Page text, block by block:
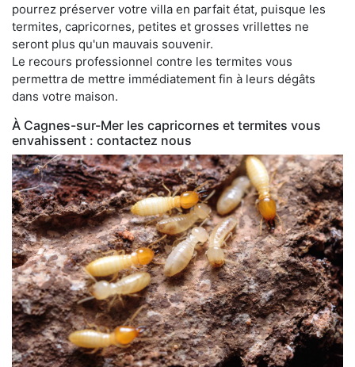
pourrez préserver votre villa en parfait état, puisque les
termites, capricornes, petites et grosses vrillettes ne
seront plus qu'un mauvais souvenir.
Le recours professionnel contre les termites vous
permettra de mettre immédiatement fin à leurs dégâts
dans votre maison.
À Cagnes-sur-Mer les capricornes et termites vous
envahissent : contactez nous